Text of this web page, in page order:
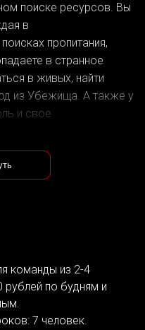
поиске ресурсов. Вы
в
пропитания,
в странное
в живых, найти
из Убежища. А также у
и свое
элементами), без
команды из 2-4
рублей по будням и
7 человек.